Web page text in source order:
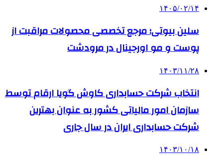
۱۴۰۵/۰۲/۱۴
سلین بیوتی؛ مرجع تخصصی محصولات مراقبت از
پوست و مو اورجینال در مرودشت
۱۴۰۳/۱۱/۲۸
انتخاب شرکت حسابداری کاوش گویا ارقام توسط
سازمان امور مالیاتی کشور به عنوان بهترین
شرکت حسابداری ایران در سال جاری
۱۴۰۳/۱۰/۱۸